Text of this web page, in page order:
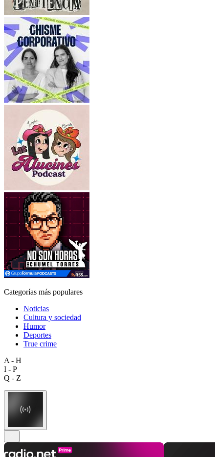
Categorías más populares
Noticias
Cultura y sociedad
Humor
Deportes
True crime
A - H
I - P
Q - Z